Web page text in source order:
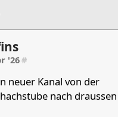
26. Apr '26
'26#
neuer Kanal von der
nach